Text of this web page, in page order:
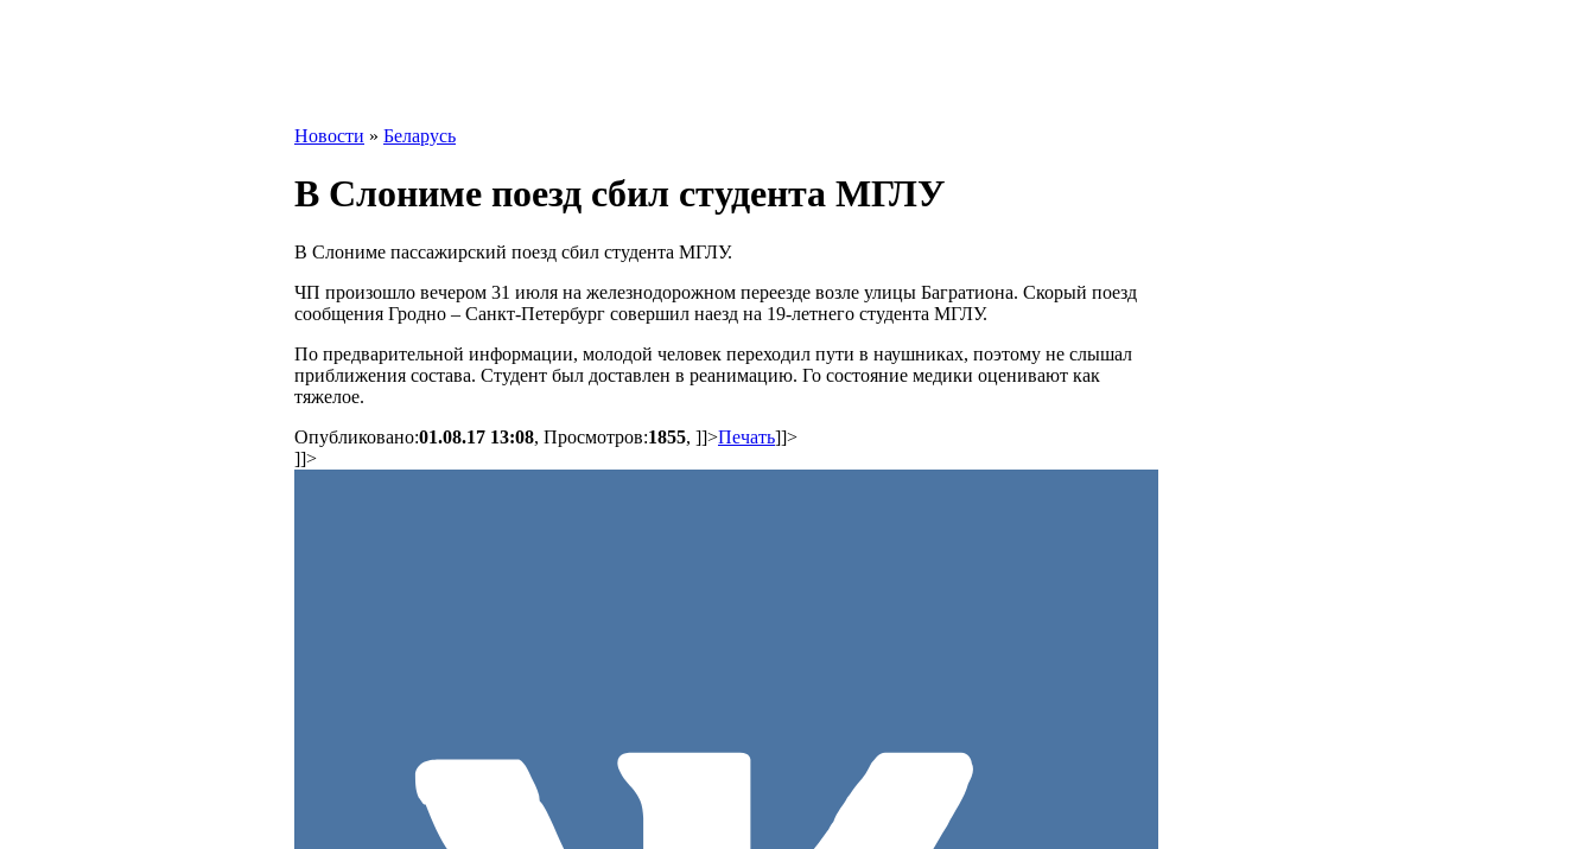
Новости » Беларусь
В Слониме поезд сбил студента МГЛУ
В Слониме пассажирский поезд сбил студента МГЛУ.
ЧП произошло вечером 31 июля на железнодорожном переезде возле улицы Багратиона. Скорый поезд
сообщения Гродно – Санкт-Петербург совершил наезд на 19-летнего студента МГЛУ.
По предварительной информации, молодой человек переходил пути в наушниках, поэтому не слышал
приближения состава. Студент был доставлен в реанимацию. Го состояние медики оценивают как
тяжелое.
Опубликовано:01.08.17 13:08, Просмотров:1855, ]]>Печать]]>
]]>